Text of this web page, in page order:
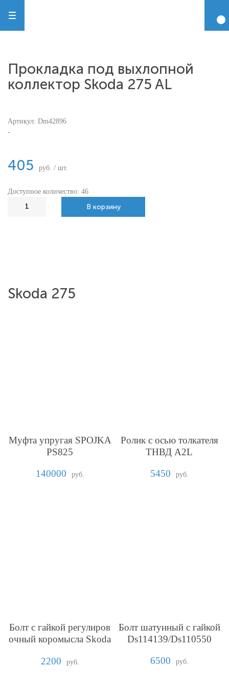
Прокладка под выхлопной
коллектор Skoda 275 AL
Артикул: Dm42896
-
405 руб. / шт.
Доступное количество: 46
В корзину
Skoda 275
Муфта упругая SPOJKA
PS825
140000
руб.
Ролик с осью толкателя
ТНВД A2L
5450
руб.
Болт с гайкой регулиров
очный коромысла Skoda
2200
руб.
Болт шатунный с гайкой
Ds114139/Ds110550
6500
руб.